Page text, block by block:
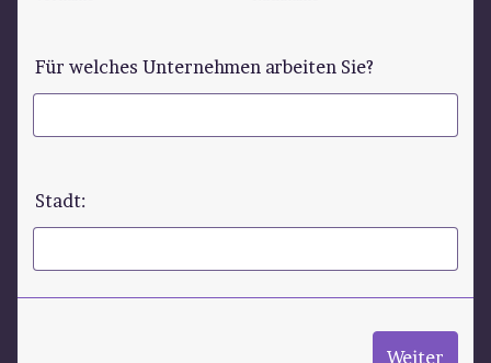
Für welches Unternehmen arbeiten Sie?
Stadt:
Weiter